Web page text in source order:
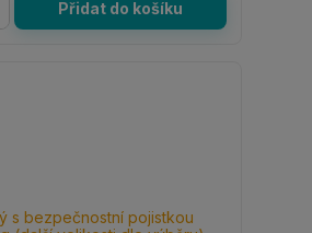
Přidat do košíku